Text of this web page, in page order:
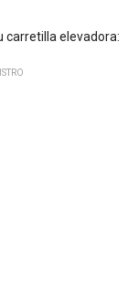
carretilla elevadora: